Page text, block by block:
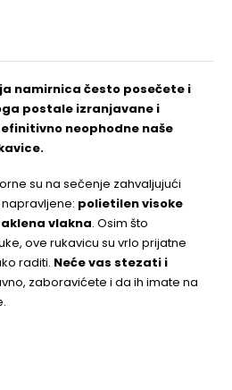
namirnica često posečete i
postale izranjavane i
neophodne naše
su na sečenje zahvaljujući
polietilen visoke
vlakna. Osim što
ove rukavicu su vrlo prijatne
raditi. Neće vas stezati i
zaboravićete i da ih imate na